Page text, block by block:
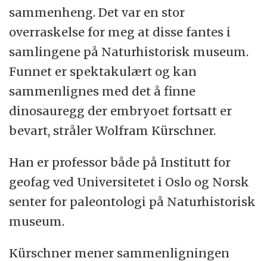
sammenheng. Det var en stor
overraskelse for meg at disse fantes i
samlingene på Naturhistorisk museum.
Funnet er spektakulært og kan
sammenlignes med det å finne
dinosauregg der embryoet fortsatt er
bevart, stråler Wolfram Kürschner.
Han er professor både på Institutt for
geofag ved Universitetet i Oslo og Norsk
senter for paleontologi på Naturhistorisk
museum.
Kürschner mener sammenligningen